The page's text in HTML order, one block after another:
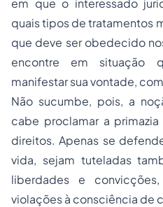
em que o interessado
quais tipos de tratamentos
que deve ser obedecido
encontre em situação
manifestar sua vontade,
Não sucumbe, pois, a
cabe proclamar a
direitos. Apenas se
vida, sejam tuteladas
liberdades e
violações à consciência de